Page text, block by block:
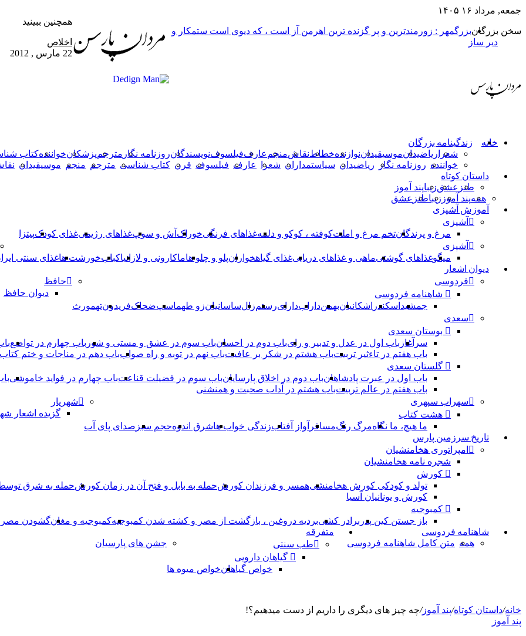
جمعه, مرداد ۱۶ ۱۴۰۵
سخن بزرگانبزرگمهر : زورمندترین و پر گزنده ترین اهرمن آز است ، که دیوی است ستمکار و
دیر ساز
خانه زندگینامه بزرگان
شعرا ریاضیدانموسیقیداننوازندهخطاطنقاشمنجم عارففیلسوفنویسندگانروزنامه نگار مترجمپزشکانخوانندهکتاب
خواننده روزنامه نگار ریاضیدان سیاستمداران شعرا عارف فیلسوف قرن کتاب شناسی مترجم منجم موسیقیدان
داستان کوتاه
طنز عشقزیباپند آموز
همهپند آموز زیباطنز عشق
آموزش آشپزی
آشپزی
مرغ و پرندگانتخم مرغ و املتکوفته ، کوکو و دلمهغذاهای فرنگیخوراک آش و سوپغذاهای رژیمیغذای کودکپیتزا
آشپزی
میگوغذاهای گوشتیماهی و غذاهای دریاییغذای گیاهخوارانپلو و چلو هاماکارونی و لازانیاکبابخورشت هاغذای سنتی
دیوان اشعار
فردوسی
شاهنامه فردوسی
جمشید اسکندر اشکانیانبهمندارابدارایرستمزالساسانیانزو طهماسپ‏ضحاکفریدونتهمورث
حافظ
دیوان حافظ
سعدی
بوستان سعدی
سرآغاز باب اول در عدل و تدبیر و رایباب دوم در احسانباب سوم در عشق و مستی و شور باب چهارم در تواضع
باب هفتم در تاءثیر تربیتباب هشتم در شکر بر عافیتباب نهم در توبه و راه صوابباب دهم در مناجات و ختم کتاب
گلستان سعدی
باب اول در عبرت پادشاهانباب دوم در اخلاق پارسایانباب سوم در فضیلت قناعتباب چهارم در فواید خاموشى
باب هفتم در عالم تربیتباب هشتم در آداب صحبت و همنشنى
سهراب سپهری
هشت کتاب
ما هیچ، ما نگاهمرگ رنگمسافر آواز آفتابزندگی خواب هاشرق اندوهحجم سبز صدای پای آب
شهریار
گزیده اشعار
تاریخ سرزمین پارس
امپراتوری هخامنشیان
شجره نامه هخامنشیان
کورش
تولد و کودکی کورش هخامنشیهمسر و فرزندان کورشحمله به بابل و فتح آن در زمان کورشحمله به شرق
کورش و یونانیان آسیا
کمبوجیه
باز جستن کین پدر برادر کشیبردیه دروغین ، بازگشت از مصر و کشته شدن کمبوجیهکمبوجیه و مغانگشودن مصر
شاهنامه فردوسی
همه متن کامل شاهنامه فردوسی
متفرقه
طب سنتی
گیاهان دارویی
خواص گیاهانخواص میوه ها
جشن های پارسیان
خانه/داستان کوتاه/پند آموز/چه چیز های دیگری را داریم از دست میدهیم؟!
پند آموز
همچنین ببینید
اخلاص
22 مارس , 2012
فیس
بوک
X
واتس
آپ
تلگرام
وایبر
دکمه
بازگشت